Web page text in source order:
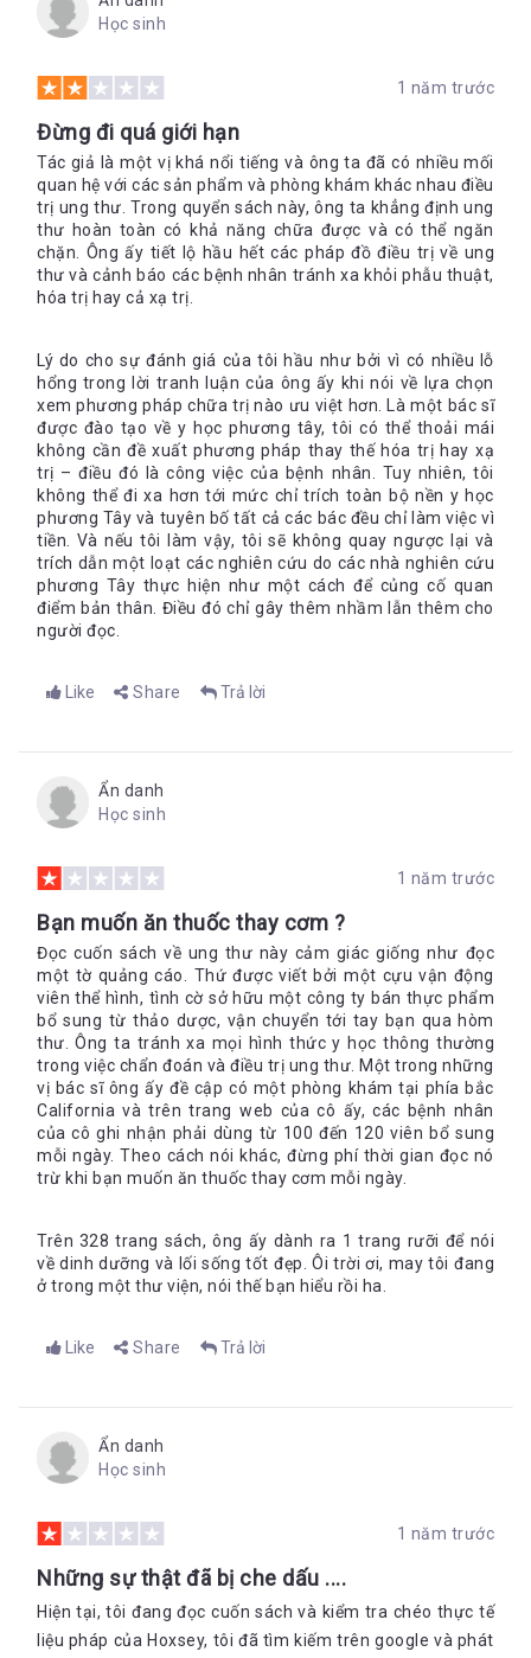
Học sinh
1 năm trước
Đừng đi quá giới hạn
Tác giả là một vị khá nổi tiếng và ông ta đã có nhiều mối
quan hệ với các sản phẩm và phòng khám khác nhau điều
trị ung thư. Trong quyển sách này, ông ta khẳng định ung
thư hoàn toàn có khả năng chữa được và có thể ngăn
chặn. Ông ấy tiết lộ hầu hết các pháp đồ điều trị về ung
thư và cảnh báo các bệnh nhân tránh xa khỏi phẫu thuật,
hóa trị hay cả xạ trị.
Lý do cho sự đánh giá của tôi hầu như bởi vì có nhiều lỗ
hổng trong lời tranh luận của ông ấy khi nói về lựa chọn
xem phương pháp chữa trị nào ưu việt hơn. Là một bác sĩ
được đào tạo về y học phương tây, tôi có thể thoải mái
không cần đề xuất phương pháp thay thế hóa trị hay xạ
trị – điều đó là công việc của bệnh nhân. Tuy nhiên, tôi
không thể đi xa hơn tới mức chỉ trích toàn bộ nền y học
phương Tây và tuyên bố tất cả các bác đều chỉ làm việc vì
tiền. Và nếu tôi làm vậy, tôi sẽ không quay ngược lại và
trích dẫn một loạt các nghiên cứu do các nhà nghiên cứu
phương Tây thực hiện như một cách để củng cố quan
điểm bản thân. Điều đó chỉ gây thêm nhầm lẫn thêm cho
người đọc.
Like Share Trả lời
Ẩn danh
Học sinh
1 năm trước
Bạn muốn ăn thuốc thay cơm ?
Đọc cuốn sách về ung thư này cảm giác giống như đọc
một tờ quảng cáo. Thứ được viết bởi một cựu vận động
viên thể hình, tình cờ sở hữu một công ty bán thực phẩm
bổ sung từ thảo dược, vận chuyển tới tay bạn qua hòm
thư. Ông ta tránh xa mọi hình thức y học thông thường
trong việc chẩn đoán và điều trị ung thư. Một trong những
vị bác sĩ ông ấy đề cập có một phòng khám tại phía bắc
California và trên trang web của cô ấy, các bệnh nhân
của cô ghi nhận phải dùng từ 100 đến 120 viên bổ sung
mỗi ngày. Theo cách nói khác, đừng phí thời gian đọc nó
trừ khi bạn muốn ăn thuốc thay cơm mỗi ngày.
Trên 328 trang sách, ông ấy dành ra 1 trang rưỡi để nói
về dinh dưỡng và lối sống tốt đẹp. Ôi trời ơi, may tôi đang
ở trong một thư viện, nói thế bạn hiểu rồi ha.
Like Share Trả lời
Ẩn danh
Học sinh
1 năm trước
Những sự thật đã bị che dấu ....
Hiện tại, tôi đang đọc cuốn sách và kiểm tra chéo thực tế
liệu pháp của Hoxsey, tôi đã tìm kiếm trên google và phát